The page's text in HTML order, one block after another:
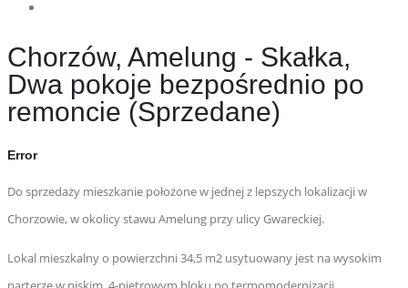
Chorzów, Amelung - Skałka,
Dwa pokoje bezpośrednio po
remoncie (Sprzedane)
Error
Do sprzedaży mieszkanie położone w jednej z lepszych lokalizacji w
Chorzowie, w okolicy stawu Amelung przy ulicy Gwareckiej.
Lokal mieszkalny o powierzchni 34,5 m2 usytuowany jest na wysokim